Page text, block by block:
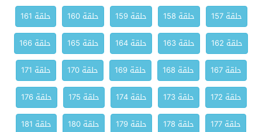
حلقة 157 حلقة 158 حلقة 159 حلقة 160
حلقة 161
حلقة 162
حلقة 163 حلقة 164 حلقة 165
حلقة 166
حلقة 167
حلقة 168 حلقة 169 حلقة 170
حلقة 171
حلقة 172
حلقة 173 حلقة 174 حلقة 175
حلقة 176
حلقة 177
حلقة 178 حلقة 179 حلقة 180
حلقة 181